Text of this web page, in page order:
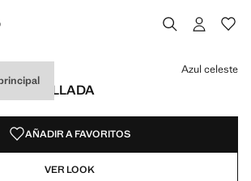
ENTALLADA
]
seleccionado
Azul celeste
AÑADIR A FAVORITOS
VER LOOK